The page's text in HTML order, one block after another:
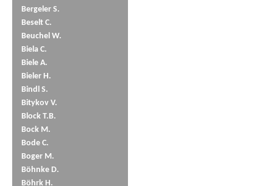
Bergeler S.
Beselt C.
Beuchel W.
Biela C.
Biele A.
Bieler H.
Bindl S.
Bitykov V.
Block T.B.
Bock M.
Bode C.
Boger M.
Böhnke D.
Böhrk H.